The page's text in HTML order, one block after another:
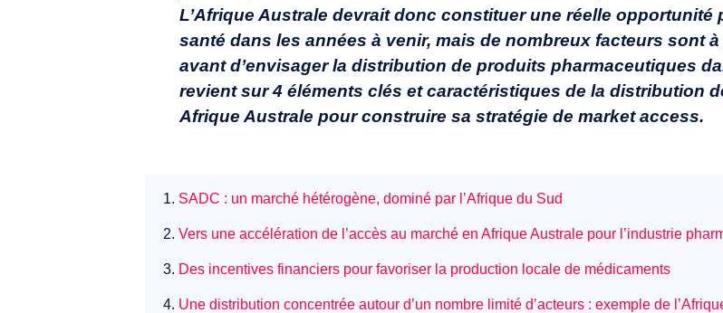
L’Afrique Australe devrait donc constituer une réelle opportunité
santé dans les années à venir, mais de nombreux facteurs sont
avant d’envisager la distribution de produits pharmaceutiques
revient sur 4 éléments clés et caractéristiques de la distribution
Afrique Australe pour construire sa stratégie de market access.
1. SADC : un marché hétérogène, dominé par l’Afrique du Sud
2. Vers une accélération de l’accès au marché en Afrique Australe pour l’industrie
3. Des incentives financiers pour favoriser la production locale de médicaments
4. Une distribution concentrée autour d’un nombre limité d’acteurs : exemple de